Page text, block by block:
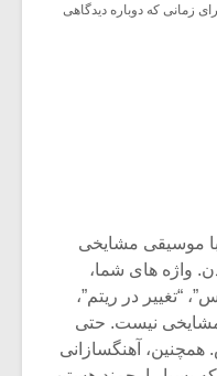
زمانی که دوباره دیدگاهی
با موسیقی مشایخی
واژه های شما،
“تغییر در ریتم”،
مشایخی نیست. حتی
آهنگسازانی